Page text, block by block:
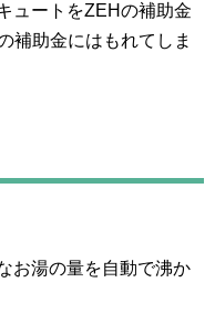
ュートをZEHの補助金
補助金にはもれてしま
お湯の量を自動で沸か